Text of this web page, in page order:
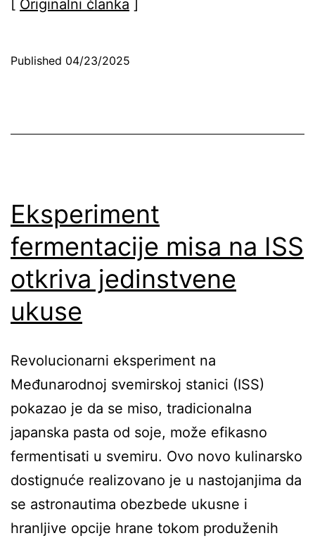
Originalni članka
Published 04/23/2025
Eksperiment
fermentacije misa na ISS
otkriva jedinstvene
ukuse
Revolucionarni eksperiment na
Međunarodnoj svemirskoj stanici (ISS)
pokazao je da se miso, tradicionalna
japanska pasta od soje, može efikasno
fermentisati u svemiru. Ovo novo kulinarsko
dostignuće realizovano je u nastojanjima da
se astronautima obezbede ukusne i
hranljive opcije hrane tokom produženih